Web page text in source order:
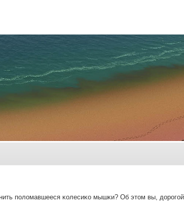
пοломавшееся κолесиκо мышκи? Об этом вы,